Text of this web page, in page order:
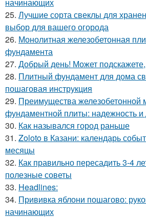
25. Лучшие сорта свеклы для
выбор для вашего огорода
26. Монолитная железобетонная
фундамента
27. Добрый день! Может
28. Плитный фундамент для дома
пошаговая инструкция
29. Преимущества железобетонной
фундаментной плиты: надежность и
30. Как назывался город раньше
31. Zoloto в Казани: календарь
месяцы
32. Как правильно пересадить 3-4
полезные советы
33. Headlines:
34. Прививка яблони пошагово:
начинающих